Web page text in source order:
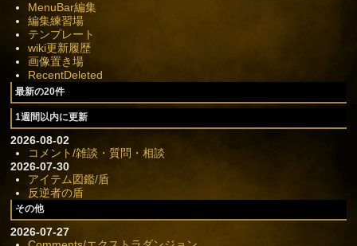
MenuBar編集
編集練習場
テンプレート
wiki更新履歴
画像置き場
RecentDeleted
最新の20件
1週間以内に更新
2026-08-02
コメント/雑談・質問・相談
2026-07-30
アイテム図鑑/盾
反逆者の盾
その他
2026-07-27